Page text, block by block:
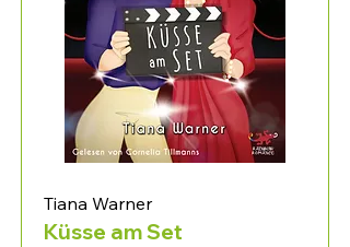
Tiana Warner
Küsse am Set